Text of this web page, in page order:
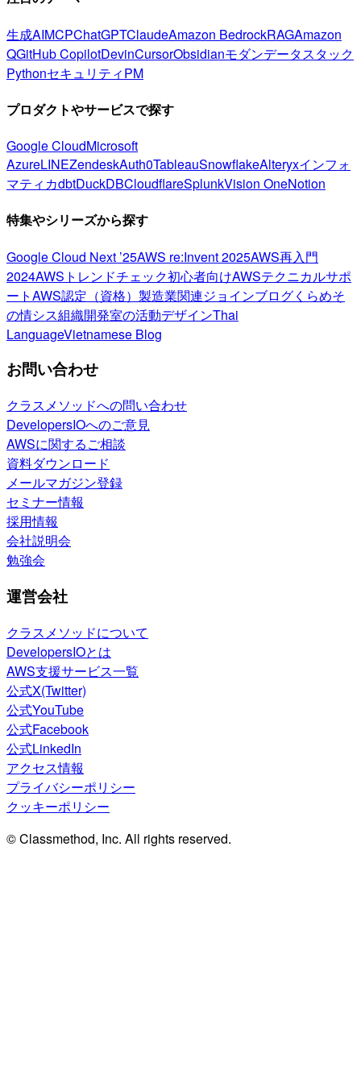
生成AIMCPChatGPTClaudeAmazon BedrockRAGAmazon
QGitHub CopilotDevinCursorObsidianモダンデータスタック
PythonセキュリティPM
プロダクトやサービスで探す
Google CloudMicrosoft
AzureLINEZendeskAuth0TableauSnowflakeAlteryxインフォ
マティカdbtDuckDBCloudflareSplunkVision OneNotion
特集やシリーズから探す
Google Cloud Next ’25AWS re:Invent 2025AWS再入門
2024AWSトレンドチェック初心者向けAWSテクニカルサポ
ートAWS認定（資格） 製造業関連ジョインブログくらめそ
の情シス組織開発室の活動デザインThai
LanguageVietnamese Blog
お問い合わせ
クラスメソッドへの問い合わせ
DevelopersIOへのご意見
AWSに関するご相談
資料ダウンロード
メールマガジン登録
セミナー情報
採用情報
会社説明会
勉強会
運営会社
クラスメソッドについて
DevelopersIOとは
AWS支援サービス一覧
公式X(Twitter)
公式YouTube
公式Facebook
公式LinkedIn
アクセス情報
プライバシーポリシー
クッキーポリシー
© Classmethod, Inc. All rights reserved.